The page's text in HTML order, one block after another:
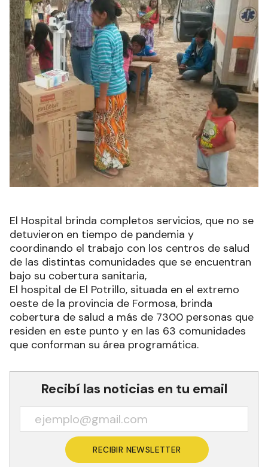
El Hospital brinda completos servicios, que no se
detuvieron en tiempo de pandemia y
coordinando el trabajo con los centros de salud
de las distintas comunidades que se encuentran
bajo su cobertura sanitaria,
El hospital de El Potrillo, situada en el extremo
oeste de la provincia de Formosa, brinda
cobertura de salud a más de 7300 personas que
residen en este punto y en las 63 comunidades
que conforman su área programática.
Recibí las noticias en tu email
RECIBIR NEWSLETTER